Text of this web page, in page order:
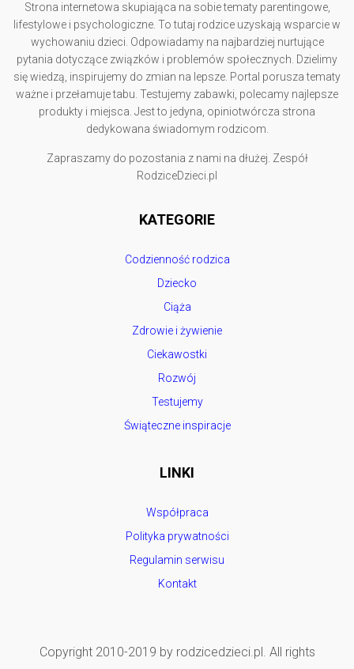
Strona internetowa skupiająca na sobie tematy parentingowe,
lifestylowe i psychologiczne. To tutaj rodzice uzyskają wsparcie w
wychowaniu dzieci. Odpowiadamy na najbardziej nurtujące
pytania dotyczące związków i problemów społecznych. Dzielimy
się wiedzą, inspirujemy do zmian na lepsze. Portal porusza tematy
ważne i przełamuje tabu. Testujemy zabawki, polecamy najlepsze
produkty i miejsca. Jest to jedyna, opiniotwórcza strona
dedykowana świadomym rodzicom.
Zapraszamy do pozostania z nami na dłużej. Zespół
RodziceDzieci.pl
KATEGORIE
Codzienność rodzica
Dziecko
Ciąża
Zdrowie i żywienie
Ciekawostki
Rozwój
Testujemy
Świąteczne inspiracje
LINKI
Współpraca
Polityka prywatności
Regulamin serwisu
Kontakt
Copyright 2010-2019 by rodzicedzieci.pl. All rights